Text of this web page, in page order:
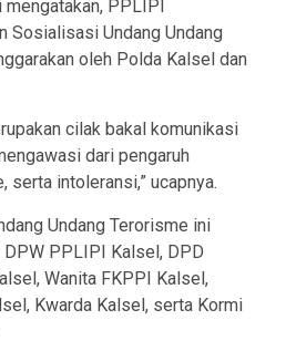
PPLIPI
Sosialisasi Undang Undang
oleh Polda Kalsel dan
cilak bakal komunikasi
dari pengaruh
serta intoleransi,” ucapnya.
Undang Terorisme ini
PPLIPI Kalsel, DPD
Wanita FKPPI Kalsel,
Kwarda Kalsel, serta Kormi